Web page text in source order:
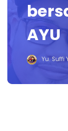
AYU
Yu. Suffi